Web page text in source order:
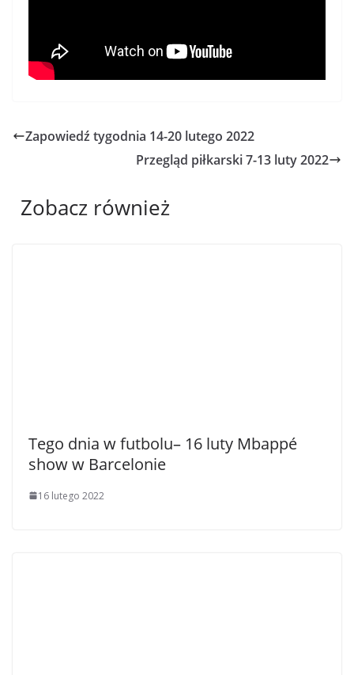
Zapowiedź tygodnia 14-20 lutego 2022
Przegląd piłkarski 7-13 luty 2022
Zobacz również
Tego dnia w futbolu– 16 luty Mbappé
show w Barcelonie
16 lutego 2022